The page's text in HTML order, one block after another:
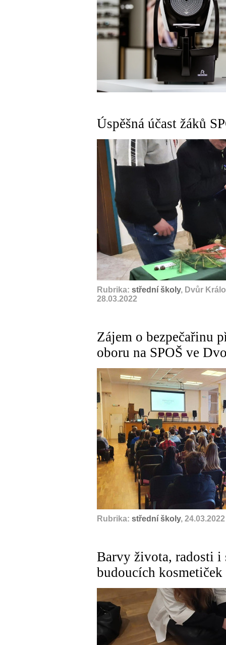
Úspěšná účast žáků
Rubrika: střední školy, Dvůr
28.03.2022
Zájem o bezpečařinu
oboru na SPOŠ ve
Rubrika: střední školy, 24.03.2022
Barvy života, radosti
budoucích kosmetiček